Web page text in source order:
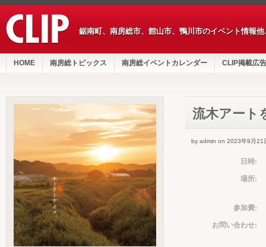
鋸南町、南房総市、館山市、鴨川市のイベント情報
HOME 南房総トピックス 南房総イベントカレンダー CLIP掲載広告
流木アート
by admin on 2023年9月21
日時:
場所:
参加費:
お問い合わせ: